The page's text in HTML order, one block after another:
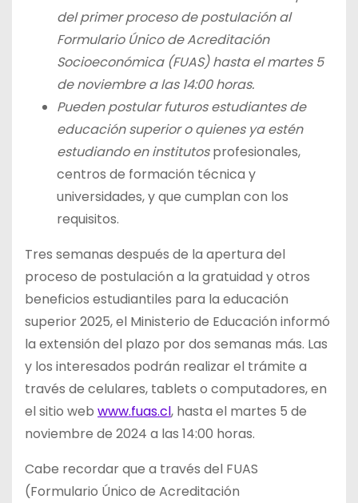
del primer proceso de postulación al
Formulario Único de Acreditación
Socioeconómica (FUAS) hasta el martes 5
de noviembre a las 14:00 horas.
Pueden postular futuros estudiantes de
educación superior o quienes ya estén
estudiando en institutosprofesionales,
centros de formación técnica y
universidades, y que cumplan con los
requisitos.
Tres semanas después de la apertura del
proceso de postulación a la gratuidad y otros
beneficios estudiantiles para la educación
superior 2025, el Ministerio de Educación informó
la extensión del plazo por dos semanas más. Las
y los interesados podrán realizar el trámite a
través de celulares, tablets o computadores, en
el sitio web www.fuas.cl, hasta el martes 5 de
noviembre de 2024 a las 14:00 horas.
Cabe recordar que a través del FUAS
(Formulario Único de Acreditación